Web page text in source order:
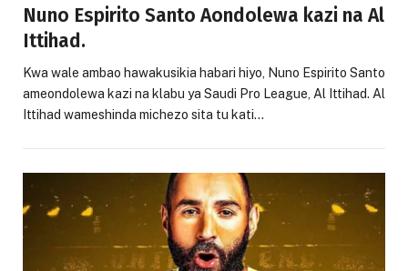
Nuno Espirito Santo Aondolewa kazi na Al
Ittihad.
Kwa wale ambao hawakusikia habari hiyo, Nuno Espirito Santo
ameondolewa kazi na klabu ya Saudi Pro League, Al Ittihad. Al
Ittihad wameshinda michezo sita tu kati…